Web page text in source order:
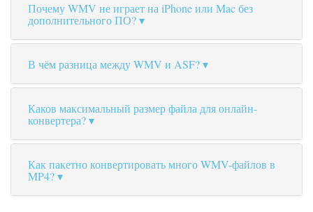
Почему WMV не играет на iPhone или Mac без
дополнительного ПО?
В чём разница между WMV и ASF?
Каков максимальный размер файла для онлайн-
конвертера?
Как пакетно конвертировать много WMV-файлов в
MP4?